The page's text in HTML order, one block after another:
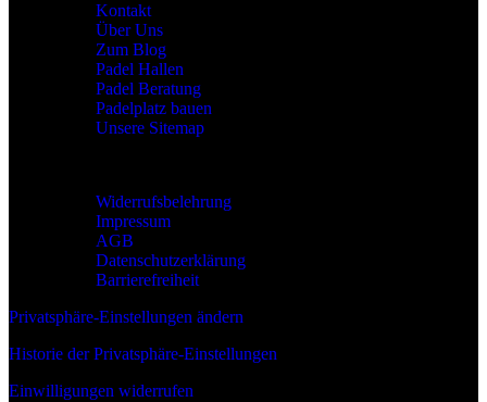
Kontakt
Über Uns
Zum Blog
Padel Hallen
Padel Beratung
Padelplatz bauen
Unsere Sitemap
Widerrufsbelehrung
Impressum
AGB
Datenschutzerklärung
Barrierefreiheit
Privatsphäre-Einstellungen ändern
Historie der Privatsphäre-Einstellungen
Einwilligungen widerrufen